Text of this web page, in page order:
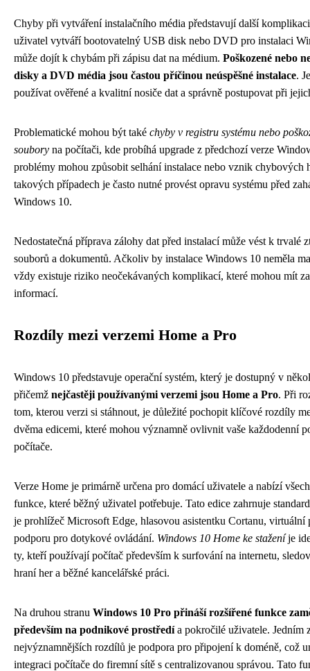
Chyby při vytváření instalačního média představují další
uživatel vytváří bootovatelný USB disk nebo DVD pro instalaci
může dojít k chybám při zápisu dat na médium. Poškozené nebo
disky a DVD média jsou častou příčinou neúspěšné instalace.
používat ověřené a kvalitní nosiče dat a správně postupovat při
Problematické mohou být také chyby v registru systému nebo
soubory na počítači, kde probíhá upgrade z předchozí verze
problémy mohou způsobit selhání instalace nebo vznik chybových
takových případech je často nutné provést opravu systému před
Windows 10.
Nedostatečná příprava zálohy dat před instalací může vést k trvalé
souborů a dokumentů. Ačkoliv by instalace Windows 10 neměla
vždy existuje riziko neočekávaných komplikací, které mohou mít
informací.
Rozdíly mezi verzemi Home a Pro
Windows 10 představuje operační systém, který je dostupný v
přičemž nejčastěji používanými verzemi jsou Home a Pro. Při
tom, kterou verzi si stáhnout, je důležité pochopit klíčové rozdíly
dvěma edicemi, které mohou významně ovlivnit vaše každodenní
počítače.
Verze Home je primárně určena pro domácí uživatele a nabízí
funkce, které běžný uživatel potřebuje. Tato edice zahrnuje
je prohlížeč Microsoft Edge, hlasovou asistentku Cortanu, virtuální
podporu pro dotykové ovládání. Windows 10 Home ke staženíje
ty, kteří používají počítač především k surfování na internetu,
hraní her a běžné kancelářské práci.
Na druhou stranu Windows 10 Pro přináší rozšířené funkce
především na podnikové prostředía pokročilé uživatele. Jedním
nejvýznamnějších rozdílů je podpora pro připojení k doméně, což
integraci počítače do firemní sítě s centralizovanou správou. Tato